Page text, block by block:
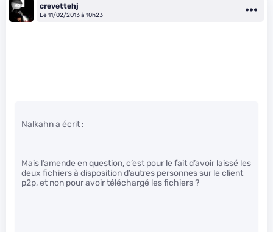
crevettehj
Le 11/02/2013 à 10h23
Nalkahn a écrit :
Mais l’amende en question, c’est pour le fait d’avoir laissé les
deux fichiers à disposition d’autres personnes sur le client
p2p, et non pour avoir téléchargé les fichiers ?